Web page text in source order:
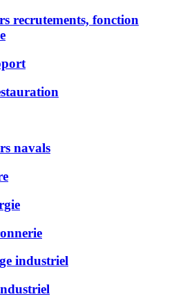
recrutements, fonction
navals
industriel